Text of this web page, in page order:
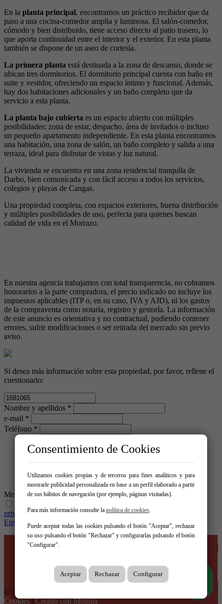
En la planta principal, encontramos un práctico recibidor que da
paso a una cocina-comedor amplia y luminosa. El salón-comedor,
cómodo y bien distribuido, tiene acceso directo al patio trasero, lo
que aporta continuidad entre el interior y el exterior. En esta planta
también se dispone de un aseo de cortesía.
La primera planta está destinada a la zona de descanso, donde se
ubican tres dormitorios. El dormitorio principal cuenta con baño en
suite y vestidor, ofreciendo un espacio íntimo y funcional. Además,
hay dos habitaciones adicionales y un baño completo que da
servicio a esta planta.
La planta bajo cubierta es un espacio abierto con múltiples
posibilidades: zona de estar, despacho, área de invitados o incluso
un pequeño apartamento independiente. En esta planta encontramos
una habitación, una zona de salón, un baño completo y salida a una
terraza, ideal para disfrutar de vistas y luz natural.
La vivienda se encuentra en una zona residencial tranquila de
Darbo, bien comunicada y con fácil acceso a todos los servicios,
colegios y playas de Cangas.
Una propiedad completa, con espacios exteriores, buena distribución
y múltiples posibilidades de uso, perfecta para quienes buscan
calidad de vida en el Morrazo.
En nuestra agencia trabajamos con total transparencia, no cobramos
honorarios a la parte compradora, el precio indicado no incluye los
impuestos aplicables (ITP o, en su caso, IVA y AJD), ni los gastos
de la compraventa como notaría, registro y gestoría. La información
de este anuncio es orientativa y no contractual, pudiendo contener
errores, sufrir modificaciones o ser retirada del mercado sin previo
aviso.
Si desea más información sobre esta propiedad, por favor, rellene el
cuestionario:
Nombre y apellidos *
e-mail *
Teléfono *
Mensaje *
privacidad
Enviar
Inicio
Venta Alquiler
© 2026 Inmobiliaria Casa Roja |
|
Cookies|Creado con Mobilia
Consentimiento de Cookies
Utilizamos cookies propias y de terceros para fines analíticos y para
mostrarle publicidad personalizada en base a un perfil elaborado a partir
de sus hábitos de navegación (por ejemplo, páginas visitadas).
Para más información consulte la política de cookies.
Puede aceptar todas las cookies pulsando el botón "Aceptar", rechazar
su uso pulsando el botón "Rechazar" y configurarlas pulsando el botón
"Configurar".
Aceptar Rechazar Configurar